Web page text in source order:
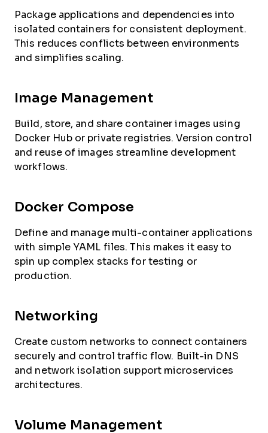
Package applications and dependencies into
isolated containers for consistent deployment.
This reduces conflicts between environments
and simplifies scaling.
Image Management
Build, store, and share container images using
Docker Hub or private registries. Version control
and reuse of images streamline development
workflows.
Docker Compose
Define and manage multi-container applications
with simple YAML files. This makes it easy to
spin up complex stacks for testing or
production.
Networking
Create custom networks to connect containers
securely and control traffic flow. Built-in DNS
and network isolation support microservices
architectures.
Volume Management